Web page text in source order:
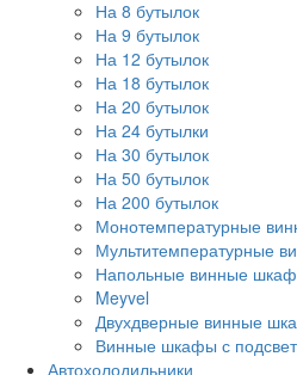
На 8 бутылок
На 9 бутылок
На 12 бутылок
На 18 бутылок
На 20 бутылок
На 24 бутылки
На 30 бутылок
На 50 бутылок
На 200 бутылок
Монотемпературные
Мультитемпературные
Напольные винные
Meyvel
Двухдверные винные
Винные шкафы с
Автохолодильники